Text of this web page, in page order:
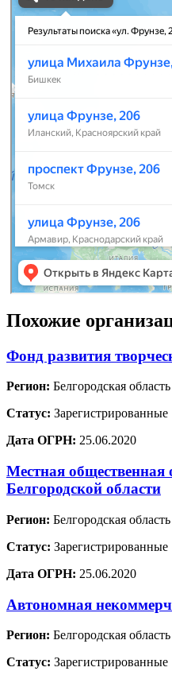
Похожие
Фонд развития
Регион: Белгородская область
Статус: Зарегистрированные
Дата ОГРН: 25.06.2020
Местная общественная
Белгородской области
Регион: Белгородская область
Статус: Зарегистрированные
Дата ОГРН: 25.06.2020
Автономная
Регион: Белгородская область
Статус: Зарегистрированные